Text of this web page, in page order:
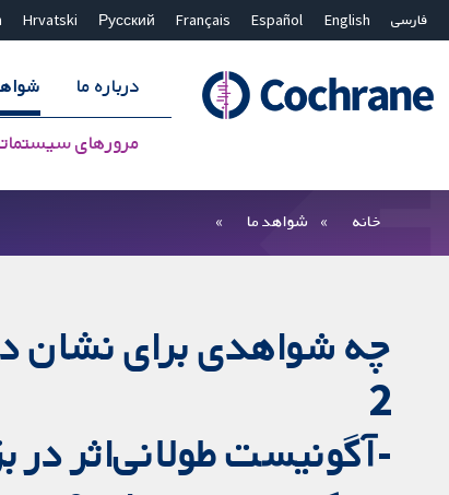
فارسی English
Español
Français
Русский
Hrvatski
درباره ما
مرورهای
بستن جستجو ✖
خانه شواهد ما
چه شواهدی برای نشان
2
-آگونیست طولانی‌اثر در